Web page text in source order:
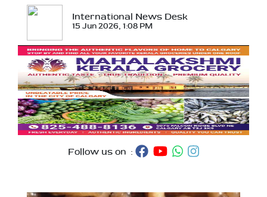
International News Desk
15 Jun 2026, 1:08 PM
Follow us on :